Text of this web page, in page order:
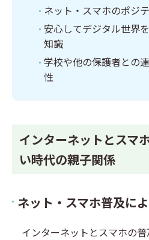
ネット・スマホのポジ
安心してデジタル世界
知識
学校や他の保護者との
性
インターネットとスマ
い時代の親子関係
ネット・スマホ普及に
インターネットとスマホの